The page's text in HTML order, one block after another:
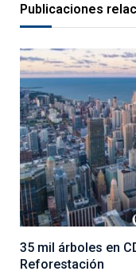
Publicaciones
35 mil árboles en
Reforestación